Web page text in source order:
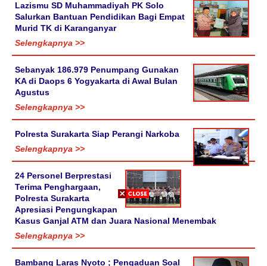
Lazismu SD Muhammadiyah PK Solo
Salurkan Bantuan Pendidikan Bagi Empat
Murid TK di Karanganyar
Selengkapnya >>
Sebanyak 186.979 Penumpang Gunakan
KA di Daops 6 Yogyakarta di Awal Bulan
Agustus
Selengkapnya >>
Polresta Surakarta Siap Perangi Narkoba
Selengkapnya >>
24 Personel Berprestasi
Terima Penghargaan,
Polresta Surakarta
Apresiasi Pengungkapan
Kasus Ganjal ATM dan Juara Nasional Menembak
Selengkapnya >>
Bambang Laras Nyoto ; Pengaduan Soal